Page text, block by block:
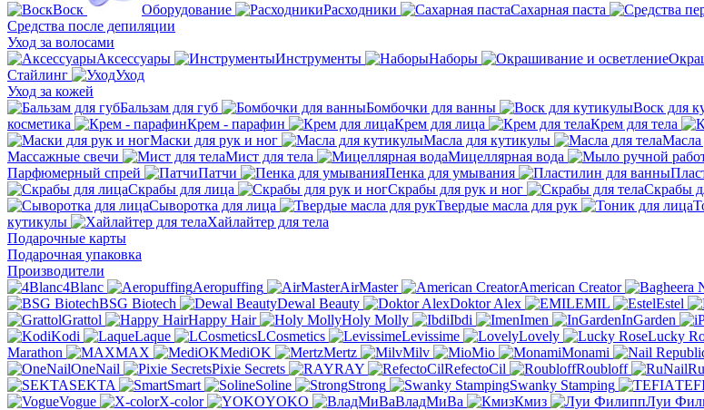
Воск Оборудование Расходники Сахарная паста
Средства после депиляции
Уход за волосами
Аксессуары
Инструменты Наборы
Стайлинг
Уход
Уход за кожей
Бальзам для губ
Бомбочки для ванны Воск для
косметика
Крем - парафин Крем для лица Крем для тела
Маски для рук и ног
Масла для кутикулы Масла
Массажные свечи
Мист для тела Мицеллярная вода
Парфюмeрный спрей
Патчи Пенка для умывания
Скрабы для лица
Скрабы для рук и ног Скрабы
Сыворотка для лица
Твердые масла для рук
кутикулы
Хайлайтер для тела
Подарочные карты
Подарочная упаковка
Производители
4Blanc
Aeropuffing AirMaster American Creator
BSG Biotech
Dewal Beauty Doktor Alex EMIL Estel
Grattol
Happy Hair Holy Molly Ibdi Imen InGarden
Kodi
Laque LCosmetics Levissime Lovely Lucky
Marathon
MAX MediOK Mertz Milv Mio Monami
OneNail
Pixie Secrets RAY RefectoCil Roubloff
SEKTA
Smart Soline Strong Swanky Stamping
Vogue
X-color YOKO ВладМиВа Кмиз Луи